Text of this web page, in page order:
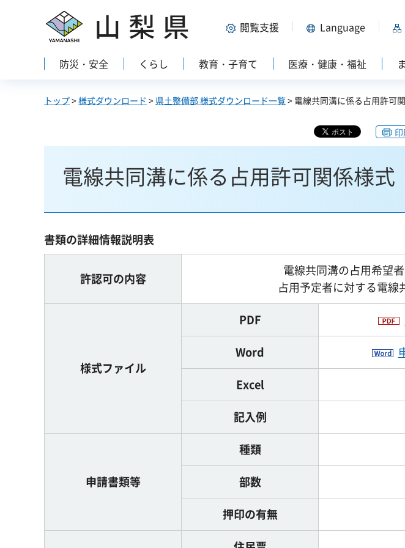
山梨県 閲覧支援 Language
防災・安全 くらし 教育・子育て 医療・健康・福祉
トップ>様式ダウンロード > 県土整備部 様式ダウンロード一覧> 電線共同溝に係る占用許可
電線共同溝に係る占用許可関係様式
書類の詳細情報説明表
許認可の内容
電線共同溝の占用希望
占用予定者に対する電線
様式ファイル
PDF
Word
Excel
記入例
申請書類等
種類
部数
押印の有無